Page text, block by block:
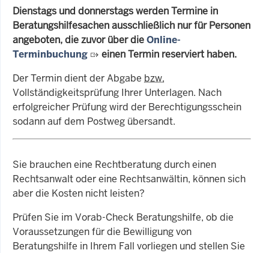
Dienstags und donnerstags werden Termine in
Beratungshilfesachen ausschließlich nur für Personen
angeboten, die zuvor über dieOnline-
Terminbuchung
einen Termin reserviert haben.
Der Termin dient der Abgabe bzw.
Vollständigkeitsprüfung Ihrer Unterlagen. Nach
erfolgreicher Prüfung wird der Berechtigungsschein
sodann auf dem Postweg übersandt.
Sie brauchen eine Rechtberatung durch einen
Rechtsanwalt oder eine Rechtsanwältin, können sich
aber die Kosten nicht leisten?
Prüfen Sie im Vorab-Check Beratungshilfe, ob die
Voraussetzungen für die Bewilligung von
Beratungshilfe in Ihrem Fall vorliegen und stellen Sie